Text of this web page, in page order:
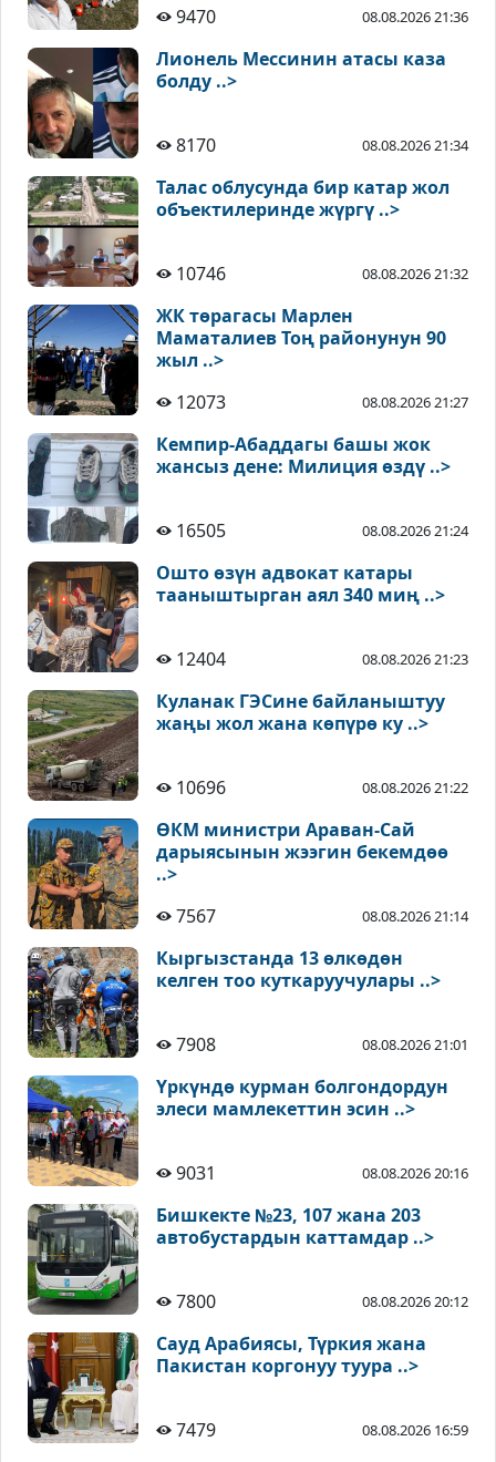
9470
08.08.2026 21:36
Лионель Мессинин атасы каза
болду ..>
8170 08.08.2026 21:34
Талас облусунда бир катар жол
объектилеринде жүргү ..>
10746 08.08.2026 21:32
ЖК төрагасы Марлен
Маматалиев Тоң районунун 90
жыл ..>
12073
08.08.2026 21:27
Кемпир-Абаддагы башы жок
жансыз дене: Милиция өздү ..>
16505 08.08.2026 21:24
Ошто өзүн адвокат катары
тааныштырган аял 340 миң ..>
12404 08.08.2026 21:23
Куланак ГЭСине байланыштуу
жаңы жол жана көпүрө ку ..>
10696 08.08.2026 21:22
ӨКМ министри Араван-Сай
дарыясынын жээгин бекемдөө
..>
7567
08.08.2026 21:14
Кыргызстанда 13 өлкөдөн
келген тоо куткаруучулары ..>
7908 08.08.2026 21:01
Үркүндө курман болгондордун
элеси мамлекеттин эсин ..>
9031 08.08.2026 20:16
Бишкекте №23, 107 жана 203
автобустардын каттамдар ..>
7800 08.08.2026 20:12
Сауд Арабиясы, Түркия жана
Пакистан коргонуу туура ..>
7479 08.08.2026 16:59